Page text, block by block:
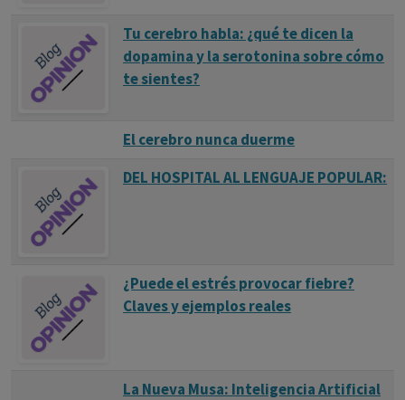
Tu cerebro habla: ¿qué te dicen la
dopamina y la serotonina sobre cómo
te sientes?
El cerebro nunca duerme
DEL HOSPITAL AL LENGUAJE POPULAR:
¿Puede el estrés provocar fiebre?
Claves y ejemplos reales
La Nueva Musa: Inteligencia Artificial